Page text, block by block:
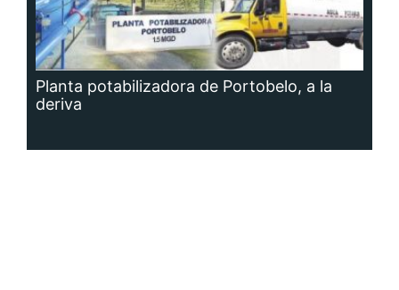
Planta potabilizadora de Portobelo, a la
deriva